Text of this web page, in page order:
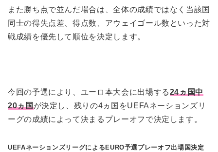
グループD：アイルランド(12)、デンマーク
(12)、スイス(11)
グループE：クロアチア(14)、ハンガリー
(12)、スロバキア(10)、ウェールズ(8)
また勝ち点で並んだ場合は、全体の成績ではなく当該国
同士の得失点差、得点数、アウェイゴール数といった対
戦成績を優先して順位を決定します。
今回の予選により、ユーロ本大会に出場する24ヵ国中
20ヵ国が決定し、残りの4ヵ国をUEFAネーションズリ
ーグの成績によって決まるプレーオフで決定します。
UEFAネーションズリーグによるEURO予選プレーオフ出場国決定